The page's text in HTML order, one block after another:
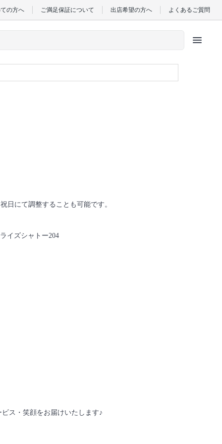
の方へ ご満足保証について 出店希望の方へ よくあるご質問
menu
日にて調整することも可能です。
イズシャトー204
ス・笑顔をお届けいたします♪